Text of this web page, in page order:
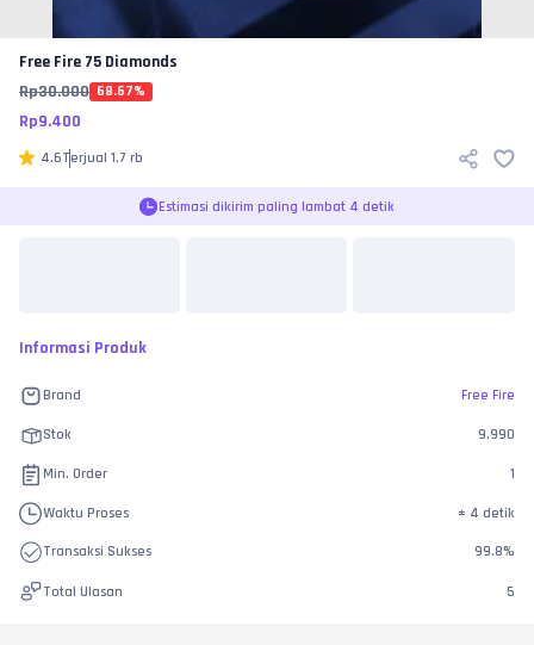
Free Fire 75 Diamonds
Rp30.000 68.67%
Rp9.400
4.6Terjual 1.7 rb
Estimasi dikirim paling lambat 4 detik
Informasi Produk
Brand Free Fire
Stok 9.990
Min. Order 1
Waktu Proses ± 4 detik
Transaksi Sukses 99.8%
Total Ulasan 5